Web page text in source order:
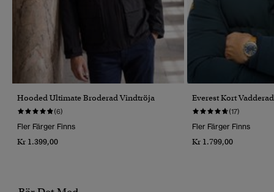
Hooded Ultimate Broderad Vindtröja
(6)
Fler Färger Finns
Kr 1.399,00
Everest Kort
(17)
Fler Färger Finns
Kr 1.799,00